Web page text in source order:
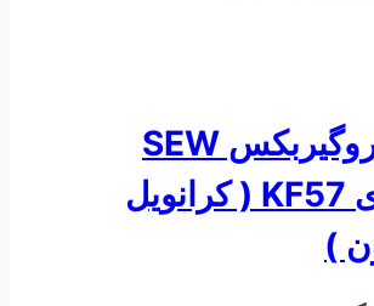
الکتروگیربکس SEW
سری KF57 ( کرانویل
)